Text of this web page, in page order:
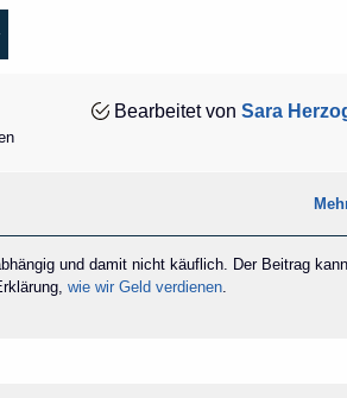
Bearbeitet von Sara
und damit nicht käuflich. Der Beitrag
wie wir Geld verdienen.